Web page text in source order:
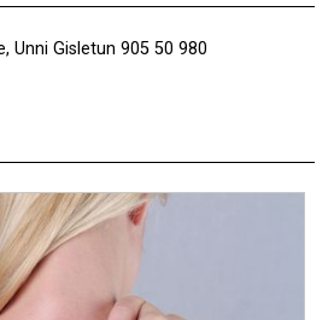
Unni Gisletun 905 50 980